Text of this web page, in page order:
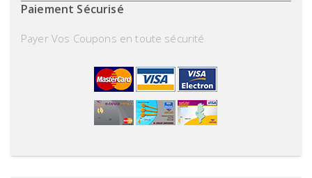
Paiement Sécurisé
Payer Vos Coupons en toute sécurité